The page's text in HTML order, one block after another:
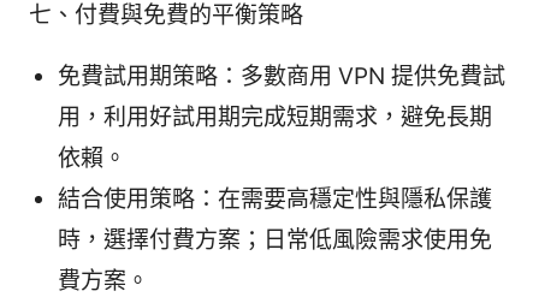
七、付費與免費的平衡策略
免費試用期策略：多數商用 VPN 提供免費試
用，利用好試用期完成短期需求，避免長期
依賴。
結合使用策略：在需要高穩定性與隱私保護
時，選擇付費方案；日常低風險需求使用免
費方案。